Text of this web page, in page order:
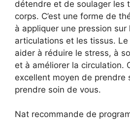
détendre et de soulager les
corps. C’est une forme de
à appliquer une pression sur
articulations et les tissus.
aider à réduire le stress, à
et à améliorer la circulation.
excellent moyen de prendre
prendre soin de vous.
Nat recommande de